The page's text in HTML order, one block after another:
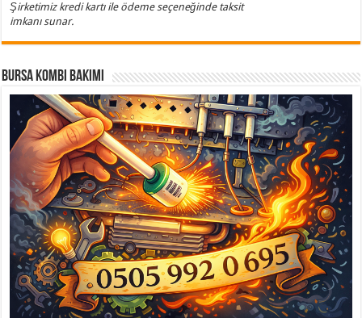
Şirketimiz kredi kartı ile ödeme seçeneğinde taksit
imkanı sunar.
Bursa Kombi Bakımı